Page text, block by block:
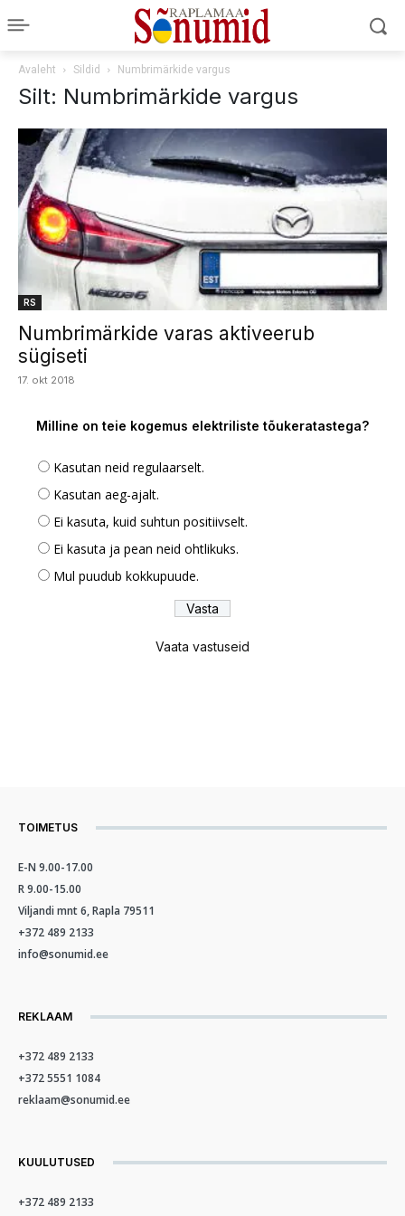
Avaleht Sildid Numbrimärkide vargus
Silt: Numbrimärkide vargus
RS
Numbrimärkide varas aktiveerub
sügiseti
17. okt 2018
Milline on teie kogemus elektriliste tõukeratastega?
Kasutan neid regulaarselt.
Kasutan aeg-ajalt.
Ei kasuta, kuid suhtun positiivselt.
Ei kasuta ja pean neid ohtlikuks.
Mul puudub kokkupuude.
Vaata vastuseid
TOIMETUS
E-N 9.00-17.00
R 9.00-15.00
Viljandi mnt 6, Rapla 79511
+372 489 2133
info@sonumid.ee
REKLAAM
+372 489 2133
+372 5551 1084
reklaam@sonumid.ee
KUULUTUSED
+372 489 2133